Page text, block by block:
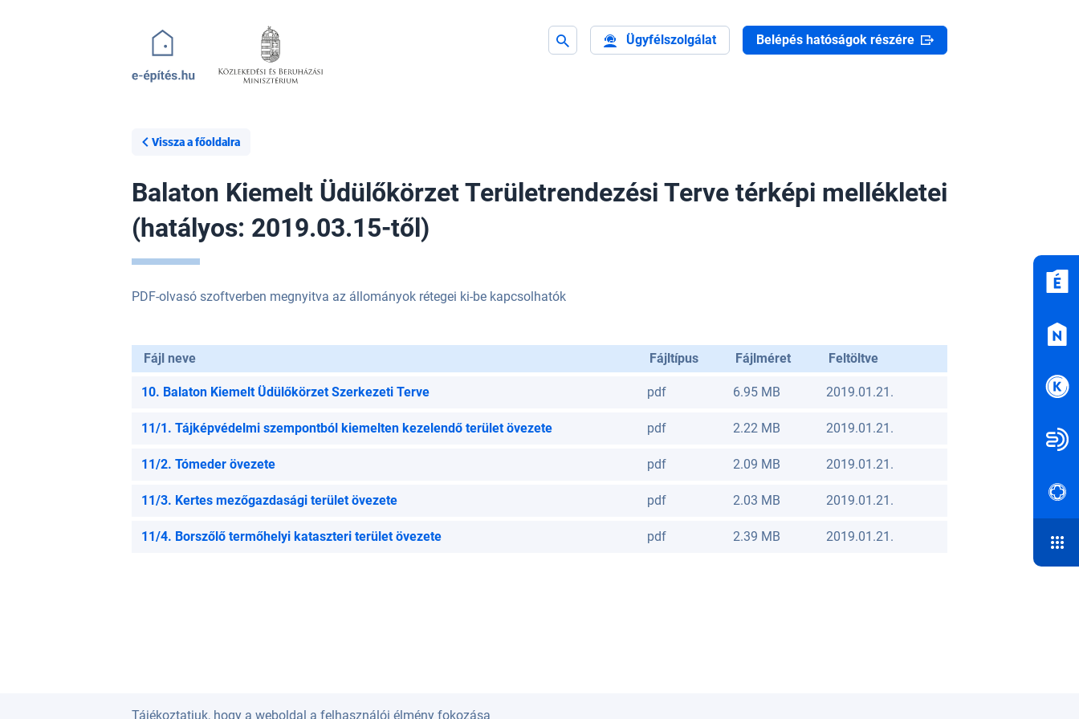
Ügyfélszolgálat Belépés hatóságok részére
Vissza a főoldalra
Balaton Kiemelt Üdülőkörzet Területrendezési Terve térképi mellékletei
(hatályos: 2019.03.15-től)
PDF-olvasó szoftverben megnyitva az állományok rétegei ki-be kapcsolhatók
Fájl neve Fájltípus Fájlméret Feltöltve
10. Balaton Kiemelt Üdülőkörzet Szerkezeti Terve pdf 6.95 MB 2019.01.21.
11/1. Tájképvédelmi szempontból kiemelten kezelendő terület övezete pdf 2.22 MB 2019.01.21.
11/2. Tómeder övezete pdf 2.09 MB 2019.01.21.
11/3. Kertes mezőgazdasági terület övezete pdf 2.03 MB 2019.01.21.
11/4. Borszőlő termőhelyi kataszteri terület övezete pdf 2.39 MB 2019.01.21.
Tájékoztatjuk, hogy a weboldal a felhasználói élmény fokozása